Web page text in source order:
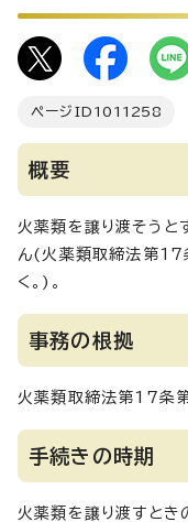
ページID 1011258
概要
火薬類を譲り渡そうと
ん(火薬類取締法第17
く。)。
事務の根拠
火薬類取締法第17条
手続きの時期
火薬類を譲り渡すと